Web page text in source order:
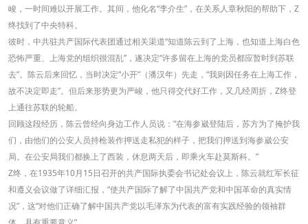
峻，一时间难以开展工作。其间，他化名“李介生”，在关系人章秋阳的帮助下，Z
终找到了中央特科。
彼时，中共驻共产国际代表团通过相关渠道“知道陈云到了上海，也知道上海白色
恐怖严重、上海党的组织很混乱”，遂决定“许多留在上海的党员都应暂时到苏联
去”。陈云后来回忆，当时决定“小开”（潘汉年）先走，“我则因任务在上海工作，
故不决定即走”。但后来形势更为严峻，他只得交代好工作，又几经周折，Z终登
上通往苏联的轮船。
回顾这段经历，陈云曾经向身边工作人员说：“在海参崴登陆后，苏方为了掩护我
们，由他们的公安人员持枪装作押送走私犯的样子，把我们押送到海参崴公安
局。在公安局我们都换上了西装，休息两天后，即乘火车赴莫斯科。”
Z终，在1935年10月15日召开的共产国际执委会书记处会议上，陈云就红军长征
和遵义会议做了详细汇报，“使共产国际了解了中国共产党和中国革命的真实情
况”，这“对他们正确了解中国共产党以毛泽东为代表的富有实践经验的领袖群